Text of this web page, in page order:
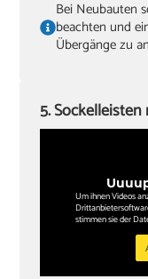
Bei Neubauten
beachten und
Übergänge zu
Um ihnen Videos
stimmen sie der
5.